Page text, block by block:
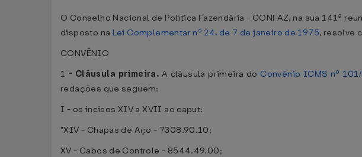
O Conselho Nacional de Política Fazendária - CONFAZ, na sua 141ª
disposto na Lei Complementar nº 24, de 7 de janeiro de 1975, resolve
CONVÊNIO
1 - Cláusula primeira. A cláusula primeira do Convênio ICMS nº
redações que seguem:
I - os incisos XIV a XVII ao caput:
"XIV - Chapas de Aço - 7308.90.10;
XV - Cabos de Controle - 8544.49.00;